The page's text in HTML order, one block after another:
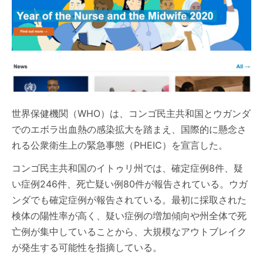
世界保健機関（WHO）は、コンゴ民主共和国とウガンダ
でのエボラ出血熱の感染拡大を踏まえ、国際的に懸念さ
れる公衆衛生上の緊急事態（PHEIC）を宣言した。
コンゴ民主共和国のイトゥリ州では、確定症例8件、疑
い症例246件、死亡疑い例80件が報告されている。ウガ
ンダでも確定症例が報告されている。最初に採取された
検体の陽性率が高く、疑い症例の増加傾向や州全体で死
亡例が集中していることから、大規模なアウトブレイク
が発生する可能性を指摘している。